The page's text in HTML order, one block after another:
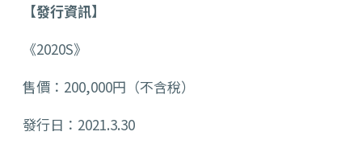
【發行資訊】
《2020S》
售價：200,000円（不含稅）
發行日：2021.3.30